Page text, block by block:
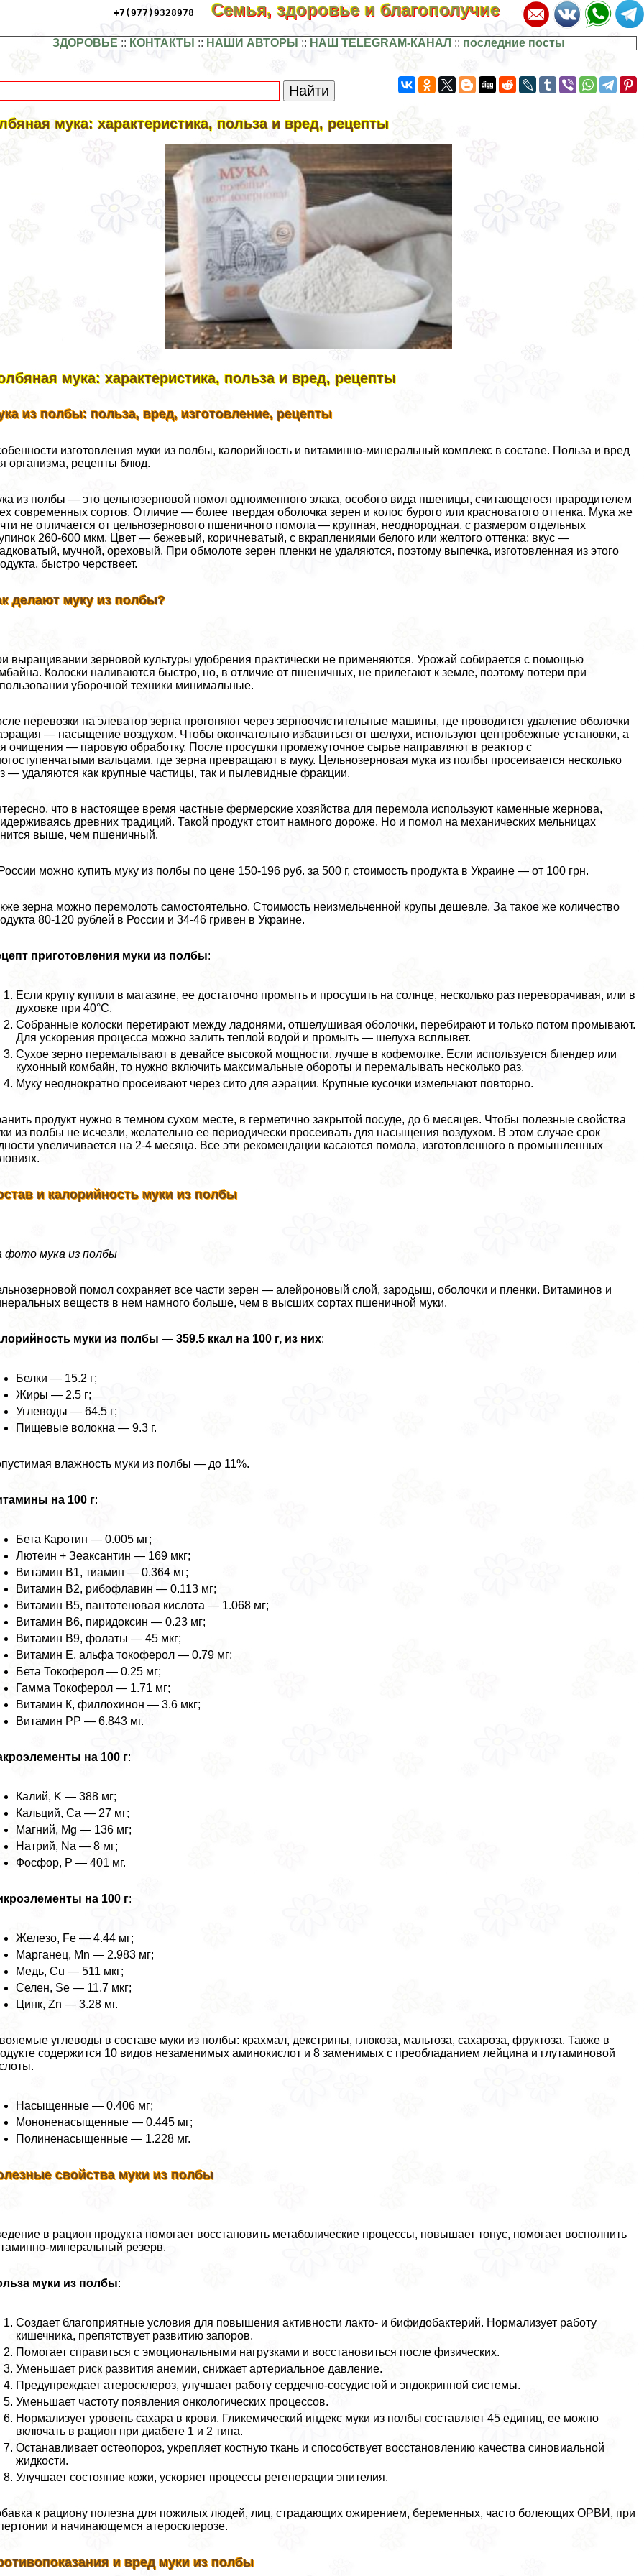
+7(977)9328978 Семья, здоровье и благополучие
ЗДОРОВЬЕ :: КОНТАКТЫ :: НАШИ АВТОРЫ :: НАШ TELEGRAM-КАНАЛ :: последние посты
мука: хаpaктеристика, польза и вред, рецепты
мука: хаpaктеристика, польза и вред, рецепты
из полбы: польза, вред, изготовление, рецепты
изготовления муки из полбы, калорийность и витаминно-минеральный комплекс в составе. Польза и вред
организма, рецепты блюд.
из полбы — это цельнозерновой помол одноименного злака, особого вида пшеницы, считающегося прародителем
современных сортов. Отличие — более твердая оболочка зерен и колос бурого или красноватого оттенка. Мука же
не отличается от цельнозернового пшеничного помола — крупная, неоднородная, с размером отдельных
260-600 мкм. Цвет — бежевый, коричневатый, с вкраплениями белого или желтого оттенка; вкус —
мучной, ореховый. При обмолоте зерен пленки не удаляются, поэтому выпечка, изготовленная из этого
быстро черствеет.
делают муку из полбы?
выращивании зерновой культуры удобрения пpaктически не применяются. Урожай собирается с помощью
Колоски наливаются быстро, но, в отличие от пшеничных, не прилегают к земле, поэтому потери при
уборочной техники минимальные.
перевозки на элеватор зерна прогоняют через зерноочистительные машины, где проводится удаление оболочки
— насыщение воздухом. Чтобы окончательно избавиться от шелухи, используют центробежные установки, а
очищения — паровую обработку. После просушки промежуточное сырье направляют в реактор с
вальцами, где зерна превращают в муку. Цельнозерновая мука из полбы просеивается несколько
— удаляются как крупные частицы, так и пылевидные фpaкции.
что в настоящее время частные фермерские хозяйства для перемола используют каменные жернова,
древних традиций. Такой продукт стоит намного дороже. Но и помол на механических мельницах
выше, чем пшеничный.
можно купить муку из полбы по цене 150-196 руб. за 500 г, стоимость продукта в Украине — от 100 грн.
зерна можно перемолоть самостоятельно. Стоимость неизмельченной крупы дешевле. За такое же количество
80-120 рублей в России и 34-46 гривен в Украине.
приготовления муки из полбы:
Если крупу купили в магазине, ее достаточно промыть и просушить на солнце, несколько раз переворачивая, или в
духовке при 40°С.
Собранные колоски перетирают между ладонями, отшелушивая оболочки, перебирают и только потом промывают.
Для ускорения процесса можно залить теплой водой и промыть — шелуха всплывет.
Сухое зерно перемалывают в девайсе высокой мощности, лучше в кофемолке. Если используется блендер или
кухонный комбайн, то нужно включить максимальные обороты и перемалывать несколько раз.
Муку неоднократно просеивают через сито для аэрации. Крупные кусочки измельчают повторно.
продукт нужно в темном сухом месте, в герметично закрытой посуде, до 6 месяцев. Чтобы полезные свойства
из полбы не исчезли, желательно ее периодически просеивать для насыщения воздухом. В этом случае срок
увеличивается на 2-4 месяца. Все эти рекомендации касаются помола, изготовленного в промышленных
и калорийность муки из полбы
фото мука из полбы
помол сохраняет все части зерен — алейроновый слой, зародыш, оболочки и пленки. Витаминов и
веществ в нем намного больше, чем в высших сортах пшеничной муки.
муки из полбы — 359.5 ккал на 100 г, из них:
Белки — 15.2 г;
Жиры — 2.5 г;
Углеводы — 64.5 г;
Пищевые волокна — 9.3 г.
влажность муки из полбы — до 11%.
на 100 г:
Бета Каротин — 0.005 мг;
Лютеин + Зеаксантин — 169 мкг;
Витамин В1, тиамин — 0.364 мг;
Витамин В2, рибофлавин — 0.113 мг;
Витамин В5, пантотеновая кислота — 1.068 мг;
Витамин В6, пиридоксин — 0.23 мг;
Витамин В9, фолаты — 45 мкг;
Витамин Е, альфа токоферол — 0.79 мг;
Бета Токоферол — 0.25 мг;
Гамма Токоферол — 1.71 мг;
Витамин К, филлохинон — 3.6 мкг;
Витамин РР — 6.843 мг.
на 100 г:
Калий, K — 388 мг;
Кальций, Ca — 27 мг;
Магний, Mg — 136 мг;
Натрий, Na — 8 мг;
Фосфор, P — 401 мг.
на 100 г:
Железо, Fe — 4.44 мг;
Марганец, Mn — 2.983 мг;
Медь, Cu — 511 мкг;
Селен, Se — 11.7 мкг;
Цинк, Zn — 3.28 мг.
углеводы в составе муки из полбы: крахмал, декстрины, глюкоза, мальтоза, сахароза, фруктоза. Также в
содержится 10 видов незаменимых аминокислот и 8 заменимых с преобладанием лейцина и глутаминовой
Насыщенные — 0.406 мг;
Мононенасыщенные — 0.445 мг;
Полиненасыщенные — 1.228 мг.
свойства муки из полбы
в рацион продукта помогает восстановить метаболические процессы, повышает тонус, помогает восполнить
минеральный резерв.
муки из полбы:
Создает благоприятные условия для повышения активности лакто- и бифидобактерий. Нормализует работу
кишечника, препятствует развитию запоров.
Помогает справиться с эмоциональными нагрузками и восстановиться после физических.
Уменьшает риск развития анемии, снижает артериальное давление.
Предупреждает атеросклероз, улучшает работу сердечно-сосудистой и эндокринной системы.
Уменьшает частоту появления oнкoлoгических процессов.
Нормализует уровень сахара в крови. Гликемический индекс муки из полбы составляет 45 единиц, ее можно
включать в рацион при диабете 1 и 2 типа.
Останавливает остеопороз, укрепляет костную ткань и способствует восстановлению качества синовиальной
жидкости.
Улучшает состояние кожи, ускоряет процессы регенерации эпителия.
к рациону полезна для пожилых людей, лиц, страдающих ожирением, беременных, часто болеющих ОРВИ, при
и начинающемся атеросклерозе.
и вред муки из полбы